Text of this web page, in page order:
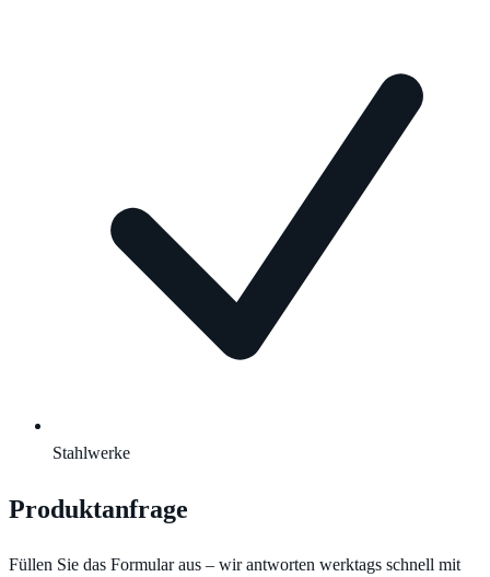
Stahlwerke
Produktanfrage
Füllen Sie das Formular aus – wir antworten werktags schnell mit